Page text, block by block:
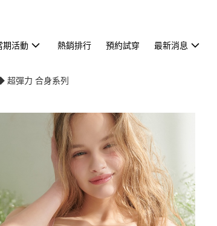
期活動 熱銷排行 預約試穿 最新消息
超彈力 合身系列